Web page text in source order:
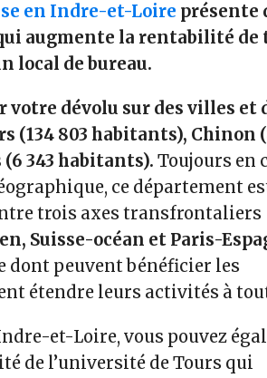
en Indre-et-Loire présente
augmente la rentabilité de
local de bureau.
votre dévolu sur des villes et
(134 803 habitants), Chinon
343 habitants). Toujours en
ce département
trois axes transfrontaliers
Suisse-océan et Paris-
dont peuvent bénéficier les
étendre leurs activités à
et-Loire, vous pouvez
de l’université de Tours qui